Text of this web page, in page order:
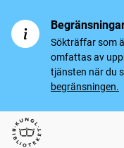
Sökträffar som
omfattas av
tjänsten när du
begränsningen.
Svenska tidningar